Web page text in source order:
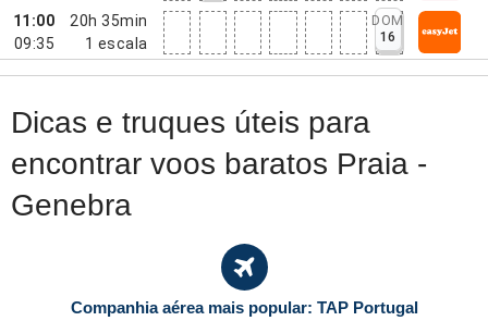
11:00
09:35
20h 35min
1 escala
DOM
16
Dicas e truques úteis para
encontrar voos baratos Praia -
Genebra
Companhia aérea mais popular: TAP Portugal